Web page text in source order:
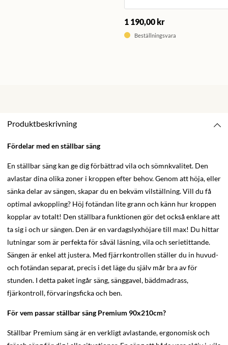
1 190,00 kr
Beställningsvara
Produktbeskrivning
Fördelar med en ställbar säng
En ställbar säng kan ge dig förbättrad vila och sömnkvalitet. Den
avlastar dina olika zoner i kroppen efter behov. Genom att höja, eller
sänka delar av sängen, skapar du en bekväm vilställning. Vill du få
optimal avkoppling? Höj fotändan lite grann och känn hur kroppen
kopplar av totalt! Den ställbara funktionen gör det också enklare att
ta sig i och ur sängen. Den är en vardagslyxhöjare till max! Du hittar
lutningar som är perfekta för såväl läsning, vila och serietittande.
Sängen är enkel att justera. Med fjärrkontrollen ställer du in huvud-
och fotändan separat, precis i det läge du själv mår bra av för
stunden. I detta paket ingår säng, sänggavel, bäddmadrass,
fjärkontroll, förvaringsficka och ben.
För vem passar ställbar säng Premium 90x210cm?
Ställbar Premium säng är en verkligt avlastande, ergonomisk och